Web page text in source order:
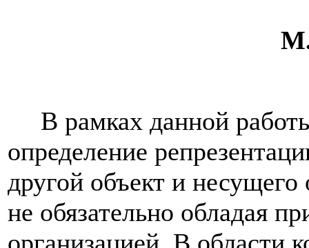
В рамках данной
определение
другой объект и
не обязательно обладая